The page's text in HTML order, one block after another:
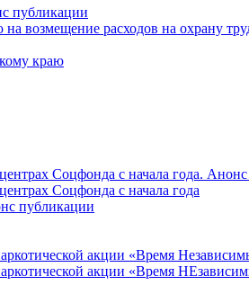
публикации
возмещение расходов на охрану
краю
Соцфонда с начала года.
Соцфонда с начала года
публикации
акции «Время
акции «Время